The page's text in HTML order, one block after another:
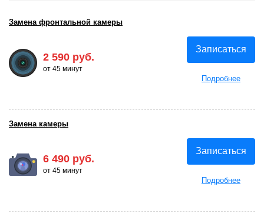
2 590 руб.
от 45 минут
Записаться
Подробнее
Замена фронтальной камеры
6 490 руб.
от 45 минут
Записаться
Подробнее
Замена камеры